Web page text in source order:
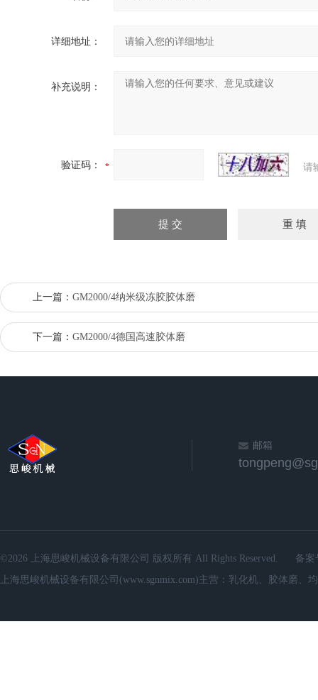
详细地址：
补充说明：
验证码： 请
上一篇： GM2000/4纳米级冻胶胶体磨
下一篇： GM2000/4德国高速胶体磨
邮箱
©2026 上海思峻机械设备有限公司 版权所有 All Rights Reserved.
备案
上海思峻机械设备有限公司(www.sgnmix.com)主营：乳化机、胶体磨